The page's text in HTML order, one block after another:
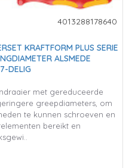
4013288178640
KRAFTFORM PLUS SERIE
ALSMEDE
DELIG
met gereduceerde
greepdiameters, om
te kunnen schroeven en
bereikt en